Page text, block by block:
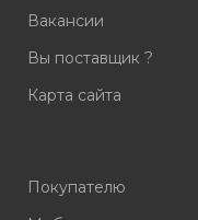
Вакансии
Вы поставщик ?
Карта сайта
Покупателю